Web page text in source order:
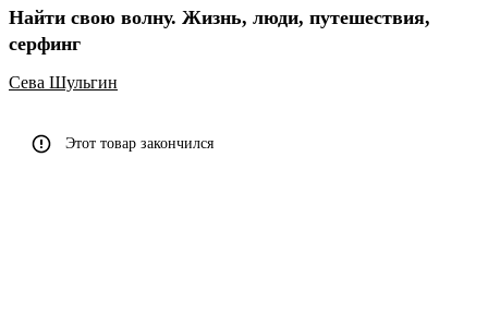
Найти свою волну. Жизнь, люди, путешествия,
серфинг
Сева Шульгин
Этот товар закончился